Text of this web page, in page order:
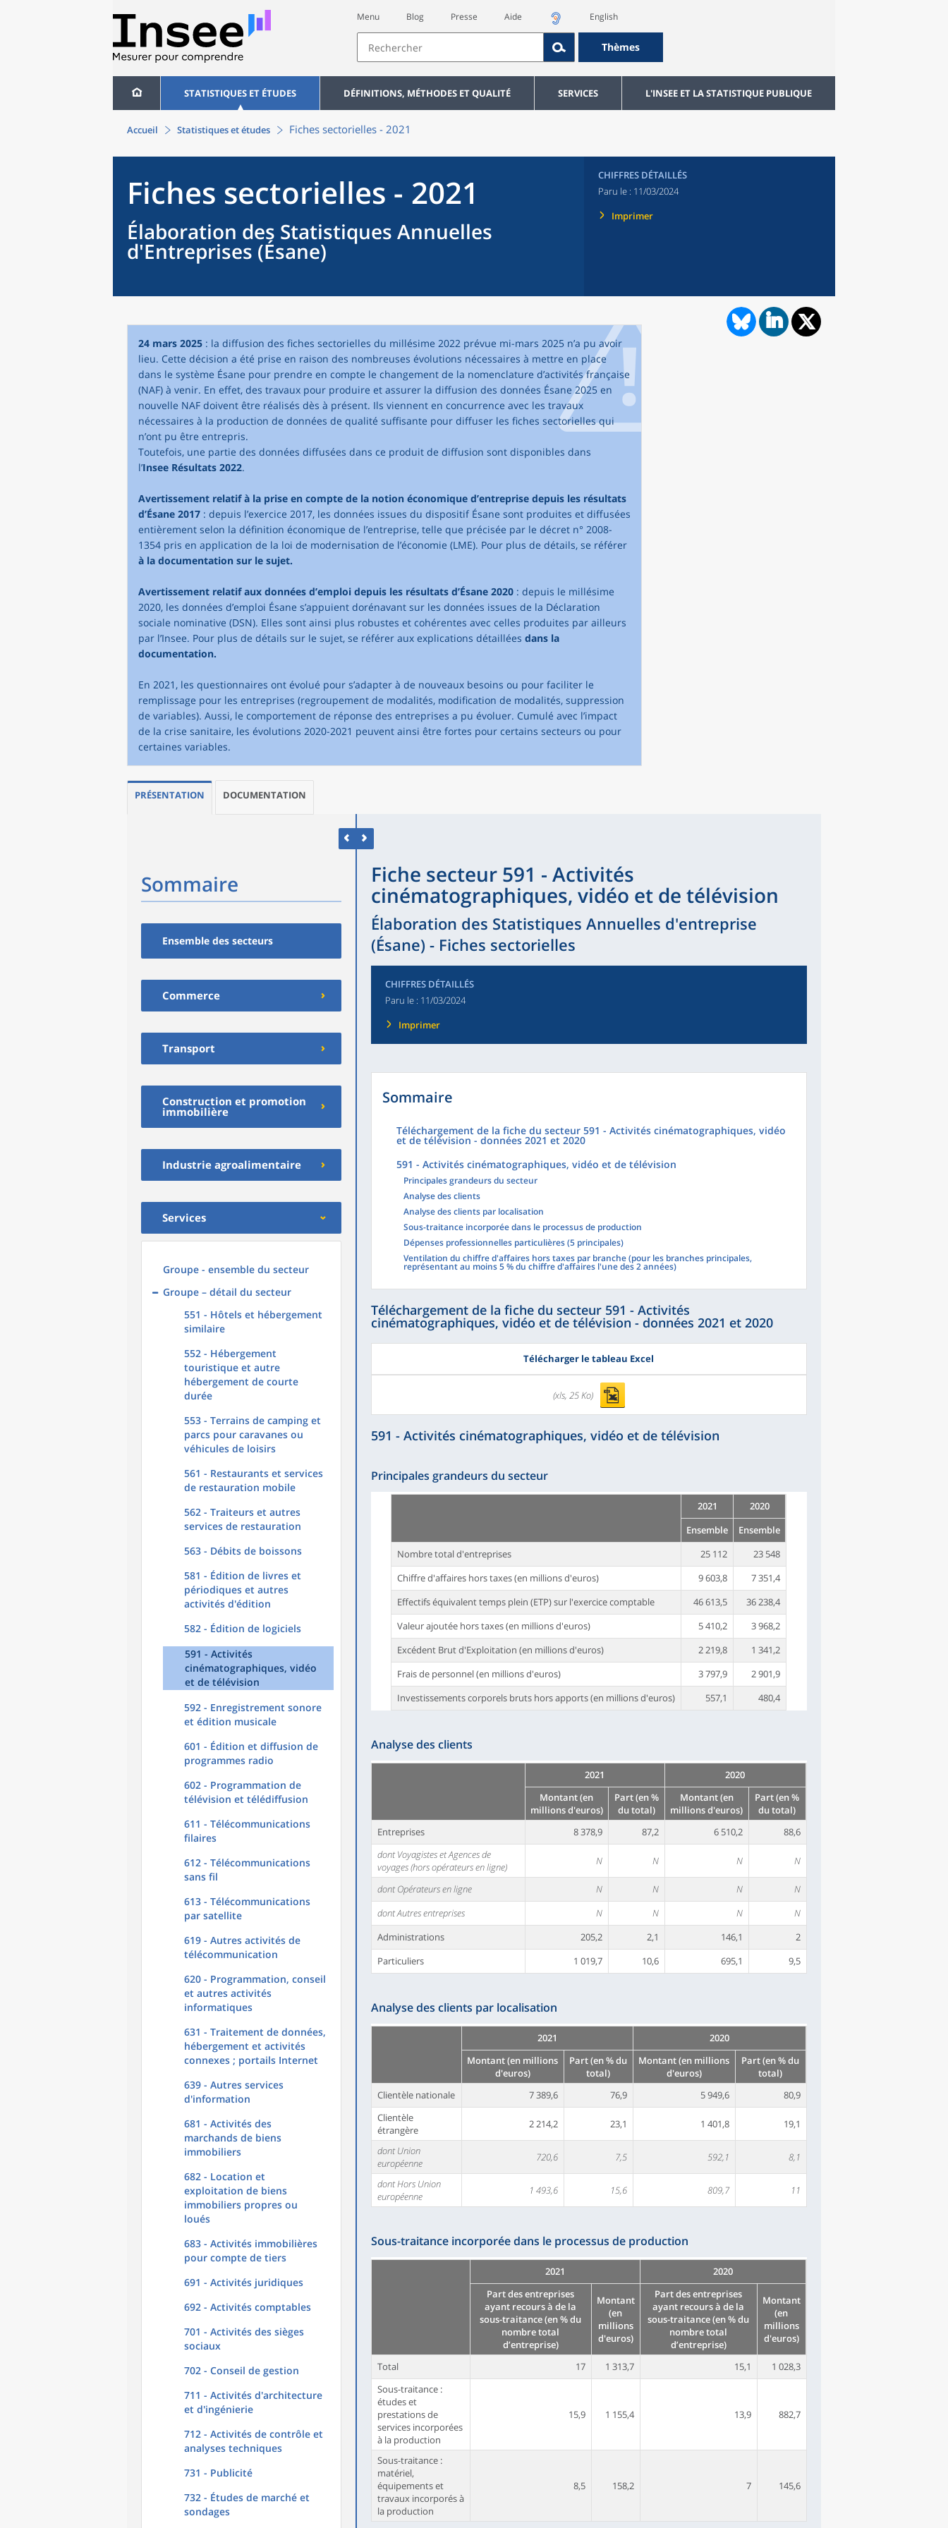
Menu Blog Presse Aide English
Thèmes
STATISTIQUES ET ÉTUDES DÉFINITIONS, MÉTHODES ET QUALITÉ SERVICES L'INSEE ET LA STATISTIQUE PUBLIQUE
Accueil Statistiques et études Fiches sectorielles - 2021
Fiches sectorielles - 2021
Élaboration des Statistiques Annuelles
d'Entreprises (Ésane)
CHIFFRES DÉTAILLÉS
Paru le : 11/03/2024
Imprimer
24 mars 2025 : la diffusion des fiches sectorielles du millésime 2022 prévue mi-mars 2025 n’a pu avoir
lieu. Cette décision a été prise en raison des nombreuses évolutions nécessaires à mettre en place
dans le système Ésane pour prendre en compte le changement de la nomenclature d’activités française
(NAF) à venir. En effet, des travaux pour produire et assurer la diffusion des données Ésane 2025 en
nouvelle NAF doivent être réalisés dès à présent. Ils viennent en concurrence avec les travaux
nécessaires à la production de données de qualité suffisante pour diffuser les fiches sectorielles qui
n’ont pu être entrepris.
Toutefois, une partie des données diffusées dans ce produit de diffusion sont disponibles dans
l’Insee Résultats 2022.
Avertissement relatif à la prise en compte de la notion économique d’entreprise depuis les résultats
d’Ésane 2017 : depuis l’exercice 2017, les données issues du dispositif Ésane sont produites et diffusées
entièrement selon la définition économique de l’entreprise, telle que précisée par le décret n° 2008-
1354 pris en application de la loi de modernisation de l’économie (LME). Pour plus de détails, se référer
à la documentation sur le sujet.
Avertissement relatif aux données d’emploi depuis les résultats d’Ésane 2020 : depuis le millésime
2020, les données d’emploi Ésane s’appuient dorénavant sur les données issues de la Déclaration
sociale nominative (DSN). Elles sont ainsi plus robustes et cohérentes avec celles produites par ailleurs
par l’Insee. Pour plus de détails sur le sujet, se référer aux explications détaillées dans la
documentation.
En 2021, les questionnaires ont évolué pour s’adapter à de nouveaux besoins ou pour faciliter le
remplissage pour les entreprises (regroupement de modalités, modification de modalités, suppression
de variables). Aussi, le comportement de réponse des entreprises a pu évoluer. Cumulé avec l’impact
de la crise sanitaire, les évolutions 2020-2021 peuvent ainsi être fortes pour certains secteurs ou pour
certaines variables.
PRÉSENTATION DOCUMENTATION
Sommaire
Ensemble des secteurs
Commerce
Transport
Construction et promotion
immobilière
Industrie agroalimentaire
Services
Groupe - ensemble du secteur
Groupe – détail du secteur
551 - Hôtels et hébergement
similaire
552 - Hébergement
touristique et autre
hébergement de courte
durée
553 - Terrains de camping et
parcs pour caravanes ou
véhicules de loisirs
561 - Restaurants et services
de restauration mobile
562 - Traiteurs et autres
services de restauration
563 - Débits de boissons
581 - Édition de livres et
périodiques et autres
activités d'édition
582 - Édition de logiciels
591 - Activités
cinématographiques, vidéo
et de télévision
592 - Enregistrement sonore
et édition musicale
601 - Édition et diffusion de
programmes radio
602 - Programmation de
télévision et télédiffusion
611 - Télécommunications
filaires
612 - Télécommunications
sans fil
613 - Télécommunications
par satellite
619 - Autres activités de
télécommunication
620 - Programmation, conseil
et autres activités
informatiques
631 - Traitement de données,
hébergement et activités
connexes ; portails Internet
639 - Autres services
d'information
681 - Activités des
marchands de biens
immobiliers
682 - Location et
exploitation de biens
immobiliers propres ou
loués
683 - Activités immobilières
pour compte de tiers
691 - Activités juridiques
692 - Activités comptables
701 - Activités des sièges
sociaux
702 - Conseil de gestion
711 - Activités d'architecture
et d'ingénierie
712 - Activités de contrôle et
analyses techniques
731 - Publicité
732 - Études de marché et
sondages
Fiche secteur 591 - Activités
cinématographiques, vidéo et de télévision
Élaboration des Statistiques Annuelles d'entreprise
(Ésane) - Fiches sectorielles
CHIFFRES DÉTAILLÉS
Paru le : 11/03/2024
Imprimer
Sommaire
Téléchargement de la fiche du secteur 591 - Activités cinématographiques, vidéo
et de télévision - données 2021 et 2020
591 - Activités cinématographiques, vidéo et de télévision
Principales grandeurs du secteur
Analyse des clients
Analyse des clients par localisation
Sous-traitance incorporée dans le processus de production
Dépenses professionnelles particulières (5 principales)
Ventilation du chiffre d'affaires hors taxes par branche (pour les branches principales,
représentant au moins 5 % du chiffre d'affaires l'une des 2 années)
Téléchargement de la fiche du secteur 591 - Activités
cinématographiques, vidéo et de télévision - données 2021 et 2020
Télécharger le tableau Excel
(xls, 25 Ko)
591 - Activités cinématographiques, vidéo et de télévision
Principales grandeurs du secteur
2021
2020
Ensemble
Ensemble
Nombre total d'entreprises
25 112
23 548
Chiffre d'affaires hors taxes (en millions d'euros)
9 603,8
7 351,4
Effectifs équivalent temps plein (ETP) sur l'exercice comptable
46 613,5
36 238,4
Valeur ajoutée hors taxes (en millions d'euros)
5 410,2
3 968,2
Excédent Brut d'Exploitation (en millions d'euros)
2 219,8
1 341,2
Frais de personnel (en millions d'euros)
3 797,9
2 901,9
Investissements corporels bruts hors apports (en millions d'euros)
557,1 480,4
Analyse des clients
2021
2020
Montant (en
millions d'euros)
Part (en %
du total)
Montant (en
millions d'euros)
Part (en %
du total)
Entreprises
8 378,9 87,2 6 510,2
88,6
dont Voyagistes et Agences de
voyages (hors opérateurs en ligne)
N N N N
dont Opérateurs en ligne N N N
N
dont Autres entreprises
N N N
N
Administrations
205,2 2,1 146,1
2
Particuliers
1 019,7 10,6 695,1 9,5
Analyse des clients par localisation
2021
2020
Montant (en millions
d'euros)
Part (en % du
total)
Montant (en millions
d'euros)
Part (en % du
total)
Clientèle nationale
7 389,6 76,9 5 949,6
80,9
Clientèle
étrangère
2 214,2 23,1 1 401,8 19,1
dont Union
européenne
720,6 7,5 592,1 8,1
dont Hors Union
européenne
1 493,6 15,6 809,7 11
Sous-traitance incorporée dans le processus de production
2021
2020
Part des entreprises
ayant recours à de la
sous-traitance (en % du
nombre total
d’entreprise)
Montant
(en
millions
d'euros)
Part des entreprises
ayant recours à de la
sous-traitance (en % du
nombre total
d’entreprise)
Montant
(en
millions
d'euros)
Total 17 1 313,7 15,1
1 028,3
Sous-traitance :
études et
prestations de
services incorporées
à la production
15,9 1 155,4 13,9 882,7
Sous-traitance :
matériel,
équipements et
travaux incorporés à
la production
8,5 158,2 7 145,6